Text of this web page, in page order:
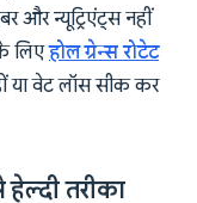
और न्यूट्रिएंट्स नहीं
के लिएहोल ग्रेन्स रोटेट
या वेट लॉस सीक कर
तरीका